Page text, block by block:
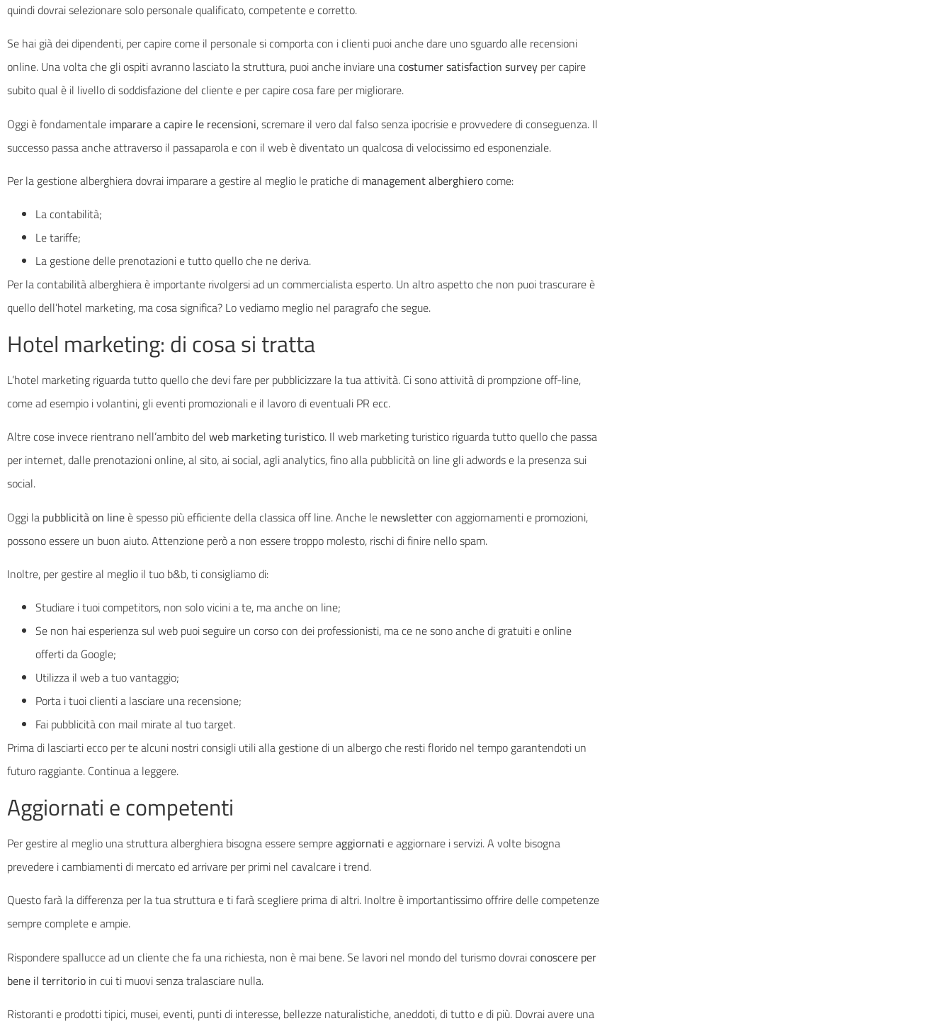
quindi dovrai selezionare solo personale qualificato, competente e corretto.
Se hai già dei dipendenti, per capire come il personale si comporta con i clienti puoi anche dare uno sguardo alle recensioni
online. Una volta che gli ospiti avranno lasciato la struttura, puoi anche inviare unacostumer satisfaction survey per capire
subito qual è il livello di soddisfazione del cliente e per capire cosa fare per migliorare.
Oggi è fondamentale imparare a capire le recensioni, scremare il vero dal falso senza ipocrisie e provvedere di conseguenza. Il
successo passa anche attraverso il passaparola e con il web è diventato un qualcosa di velocissimo ed esponenziale.
Per la gestione alberghiera dovrai imparare a gestire al meglio le pratiche di management alberghierocome:
La contabilità;
Le tariffe;
La gestione delle prenotazioni e tutto quello che ne deriva.
Per la contabilità alberghiera è importante rivolgersi ad un commercialista esperto. Un altro aspetto che non puoi trascurare è
quello dell’hotel marketing, ma cosa significa? Lo vediamo meglio nel paragrafo che segue.
Hotel marketing: di cosa si tratta
L’hotel marketing riguarda tutto quello che devi fare per pubblicizzare la tua attività. Ci sono attività di prompzione off-line,
come ad esempio i volantini, gli eventi promozionali e il lavoro di eventuali PR ecc.
Altre cose invece rientrano nell’ambito del web marketing turistico. Il web marketing turistico riguarda tutto quello che passa
per internet, dalle prenotazioni online, al sito, ai social, agli analytics, fino alla pubblicità on line gli adwords e la presenza sui
social.
Oggi la pubblicità on lineè spesso più efficiente della classica off line. Anche le newslettercon aggiornamenti e promozioni,
possono essere un buon aiuto. Attenzione però a non essere troppo molesto, rischi di finire nello spam.
Inoltre, per gestire al meglio il tuo b&b, ti consigliamo di:
Studiare i tuoi competitors, non solo vicini a te, ma anche on line;
Se non hai esperienza sul web puoi seguire un corso con dei professionisti, ma ce ne sono anche di gratuiti e online
offerti da Google;
Utilizza il web a tuo vantaggio;
Porta i tuoi clienti a lasciare una recensione;
Fai pubblicità con mail mirate al tuo target.
Prima di lasciarti ecco per te alcuni nostri consigli utili alla gestione di un albergo che resti florido nel tempo garantendoti un
futuro raggiante. Continua a leggere.
Aggiornati e competenti
Per gestire al meglio una struttura alberghiera bisogna essere sempreaggiornati e aggiornare i servizi. A volte bisogna
prevedere i cambiamenti di mercato ed arrivare per primi nel cavalcare i trend.
Questo farà la differenza per la tua struttura e ti farà scegliere prima di altri. Inoltre è importantissimo offrire delle competenze
sempre complete e ampie.
Rispondere spallucce ad un cliente che fa una richiesta, non è mai bene. Se lavori nel mondo del turismo dovraiconoscere per
bene il territorio in cui ti muovi senza tralasciare nulla.
Ristoranti e prodotti tipici, musei, eventi, punti di interesse, bellezze naturalistiche, aneddoti, di tutto e di più. Dovrai avere una